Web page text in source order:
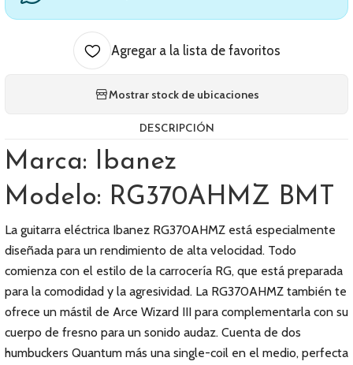
Agregar a la lista de favoritos
Mostrar stock de ubicaciones
DESCRIPCIÓN
Marca: Ibanez
Modelo: RG370AHMZ BMT
La guitarra eléctrica Ibanez RG370AHMZ está especialmente
diseñada para un rendimiento de alta velocidad. Todo
comienza con el estilo de la carrocería RG, que está preparada
para la comodidad y la agresividad. La RG370AHMZ también te
ofrece un mástil de Arce Wizard III para complementarla con su
cuerpo de fresno para un sonido audaz. Cuenta de dos
humbuckers Quantum más una single-coil en el medio, perfecta